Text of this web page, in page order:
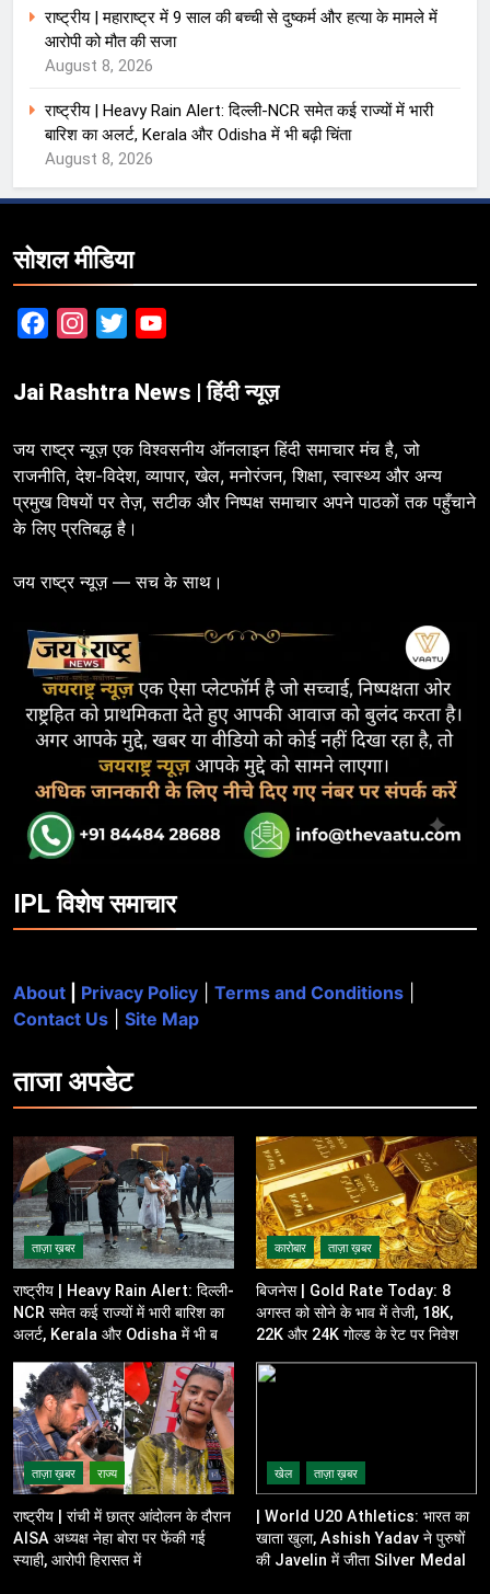
राष्ट्रीय | महाराष्ट्र में 9 साल की बच्ची से दुष्कर्म और हत्या के मामले में
आरोपी को मौत की सजा
August 8, 2026
राष्ट्रीय | Heavy Rain Alert: दिल्ली-NCR समेत कई राज्यों में भारी
बारिश का अलर्ट, Kerala और Odisha में भी बढ़ी चिंता
August 8, 2026
सोशल मीडिया
FacebookInstagram
Twitter
Jai Rashtra News | हिंदी न्यूज़
जय राष्ट्र न्यूज़ एक विश्वसनीय ऑनलाइन हिंदी समाचार मंच है, जो
राजनीति, देश-विदेश, व्यापार, खेल, मनोरंजन, शिक्षा, स्वास्थ्य और अन्य
प्रमुख विषयों पर तेज़, सटीक और निष्पक्ष समाचार अपने पाठकों तक पहुँचाने
के लिए प्रतिबद्ध है।
जय राष्ट्र न्यूज़ — सच के साथ।
IPL विशेष समाचार
About Privacy Policy Terms and Conditions
Contact Us
Site Map
ताजाअपडेट
ताज़ा ख़बर
राष्ट्रीय | Heavy Rain Alert: दिल्ली-
NCR समेत कई राज्यों में भारी बारिश का
अलर्ट, Kerala और Odisha में भी बढ़ी
कारोबार ताज़ा ख़बर
बिजनेस | Gold Rate Today: 8
अगस्त को सोने के भाव में तेजी, 18K,
22K और 24K गोल्ड के रेट पर निवेशकों
ताज़ा ख़बर राज्य
राष्ट्रीय | रांची में छात्र आंदोलन के दौरान
AISA अध्यक्ष नेहा बोरा पर फेंकी गई
स्याही, आरोपी हिरासत में
खेल ताज़ा ख़बर
| World U20 Athletics: भारत का
खाता खुला, Ashish Yadav ने पुरुषों
की Javelin में जीता Silver Medal